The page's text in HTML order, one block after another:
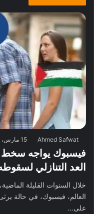
Ahmed Safwat 15 مارس، 2022
فيسبوك يواجه سخط
العد التنازلي
خلال السنوات القليلة
العالم، فيسبوك، في حالة
على…